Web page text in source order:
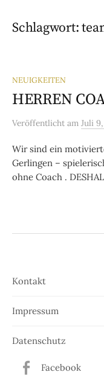
Schlagwort:
NEUIGKEITEN
HERREN
Veröffentlicht am Juli
Wir sind ein
Gerlingen –
ohne Coach .
Kontakt
Impressum
Datenschutz
Facebook